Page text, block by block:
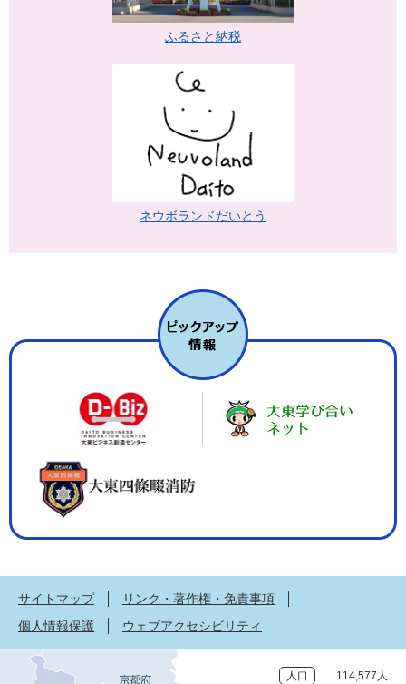
ふるさと納税
ネウボランドだいとう
サイトマップ
リンク・著作権・免責事項
個人情報保護
ウェブアクセシビリティ
人口 114,577人